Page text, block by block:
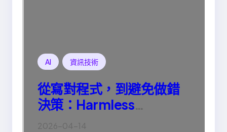
AI 資訊技術
從寫對程式，到避免做錯
決策：Harmless
Engineering 的真正意義
2026-04-14